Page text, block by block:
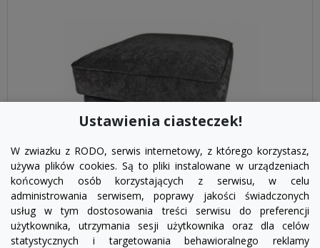
visibility
Ustawienia ciasteczek!
W zwiazku z RODO, serwis internetowy, z którego korzystasz,
używa plików cookies. Są to pliki instalowane w urządzeniach
końcowych osób korzystających z serwisu, w celu
administrowania serwisem, poprawy jakości świadczonych
usług w tym dostosowania treści serwisu do preferencji
użytkownika, utrzymania sesji użytkownika oraz dla celów
statystycznych i targetowania behawioralnego reklamy